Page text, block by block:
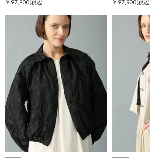
￥97,900(税込) ￥97,900(税込)